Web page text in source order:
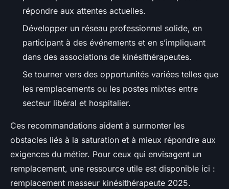
répondre aux attentes actuelles.
Développer un réseau professionnel solide, en
participant à des événements et en s’impliquant
dans des associations de kinésithérapeutes.
Se tourner vers des opportunités variées telles que
les remplacements ou les postes mixtes entre
secteur libéral et hospitalier.
Ces recommandations aident à surmonter les
obstacles liés à la saturation et à mieux répondre aux
exigences du métier. Pour ceux qui envisagent un
remplacement, une ressource utile est disponible ici :
remplacement masseur kinésithérapeute 2025.